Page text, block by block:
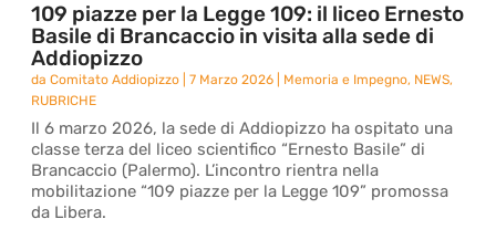
109 piazze per la Legge 109: il liceo Ernesto
Basile di Brancaccio in visita alla sede di
Addiopizzo
daComitato Addiopizzo |7 Marzo 2026 Memoria e Impegno, NEWS,
RUBRICHE
Il 6 marzo 2026, la sede di Addiopizzo ha ospitato una
classe terza del liceo scientifico “Ernesto Basile” di
Brancaccio (Palermo). L’incontro rientra nella
mobilitazione “109 piazze per la Legge 109” promossa
da Libera.